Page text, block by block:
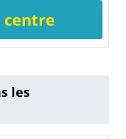
les